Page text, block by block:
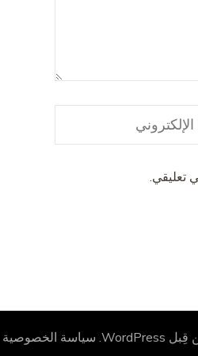
تعليقي.
قِبل WordPress
. سياسة الخصوصية